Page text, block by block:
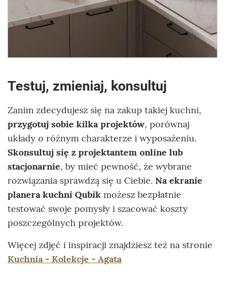
Testuj, zmieniaj, konsultuj
Zanim zdecydujesz się na zakup takiej kuchni,
przygotuj sobie kilka projektów, porównaj
układy o różnym charakterze i wyposażeniu.
Skonsultuj się z projektantem online lub
stacjonarnie, by mieć pewność, że wybrane
rozwiązania sprawdzą się u Ciebie. Na ekranie
planera kuchni Qubik możesz bezpłatnie
testować swoje pomysły i szacować koszty
poszczególnych projektów.
Więcej zdjęć i inspiracji znajdziesz też na stronie
Kuchnia - Kolekcje - Agata